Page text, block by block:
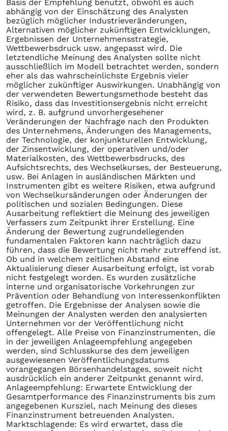
Basis der Empfehlung benutzt, obwohl es auch
abhängig von der Einschätzung des Analysten
bezüglich möglicher Industrieveränderungen,
Alternativen möglicher zukünftigen Entwicklungen,
Ergebnissen der Unternehmensstrategie,
Wettbewerbsdruck usw. angepasst wird. Die
letztendliche Meinung des Analysten sollte nicht
ausschließlich im Modell betrachtet werden, sondern
eher als das wahrscheinlichste Ergebnis vieler
möglicher zukünftiger Auswirkungen. Unabhängig von
der verwendeten Bewertungsmethode besteht das
Risiko, dass das Investitionsergebnis nicht erreicht
wird, z. B. aufgrund unvorhergesehener
Veränderungen der Nachfrage nach den Produkten
des Unternehmens, Änderungen des Managements,
der Technologie, der konjunkturellen Entwicklung,
der Zinsentwicklung, der operativen und/oder
Materialkosten, des Wettbewerbsdrucks, des
Aufsichtsrechts, des Wechselkurses, der Besteuerung,
usw. Bei Anlagen in ausländischen Märkten und
Instrumenten gibt es weitere Risiken, etwa aufgrund
von Wechselkursänderungen oder Änderungen der
politischen und sozialen Bedingungen. Diese
Ausarbeitung reflektiert die Meinung des jeweiligen
Verfassers zum Zeitpunkt ihrer Erstellung. Eine
Änderung der Bewertung zugrundeliegenden
fundamentalen Faktoren kann nachträglich dazu
führen, dass die Bewertung nicht mehr zutreffend ist.
Ob und in welchem zeitlichen Abstand eine
Aktualisierung dieser Ausarbeitung erfolgt, ist vorab
nicht festgelegt worden. Es wurden zusätzliche
interne und organisatorische Vorkehrungen zur
Prävention oder Behandlung von Interessenkonflikten
getroffen. Die Ergebnisse der Analysen sowie die
Meinungen der Analysten werden den analysierten
Unternehmen vor der Veröffentlichung nicht
offengelegt. Alle Preise von Finanzinstrumenten, die
in der jeweiligen Anlageempfehlung angegeben
werden, sind Schlusskurse des dem jeweiligen
ausgewiesenen Veröffentlichungsdatums
vorangegangen Börsenhandelstages, soweit nicht
ausdrücklich ein anderer Zeitpunkt genannt wird.
Anlageempfehlung: Erwartete Entwicklung der
Gesamtperformance des Finanzinstruments bis zum
angegebenen Kursziel, nach Meinung des dieses
Finanzinstrument betreuenden Analysten.
Marktschlagende: Es wird erwartet, dass die